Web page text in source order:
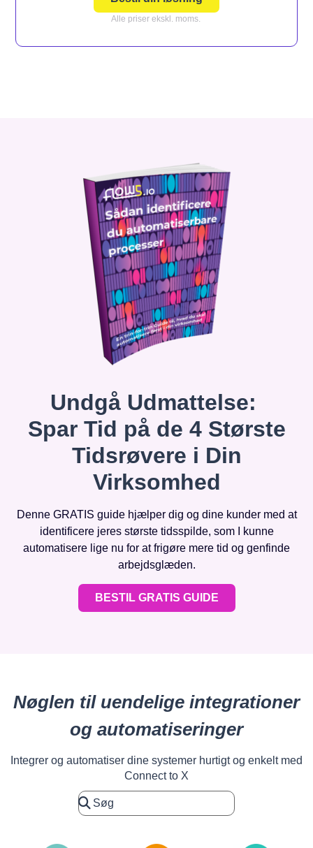
Alle priser ekskl. moms.
Undgå Udmattelse:
Spar Tid på de 4 Største
Tidsrøvere i Din
Virksomhed
Denne GRATIS guide hjælper dig og dine kunder med at
identificere jeres største tidsspilde, som I kunne
automatisere lige nu for at frigøre mere tid og genfinde
arbejdsglæden.
BESTIL GRATIS GUIDE
Nøglen til uendelige integrationer
og automatiseringer
Integrer og automatiser dine systemer hurtigt og enkelt med
Connect to X